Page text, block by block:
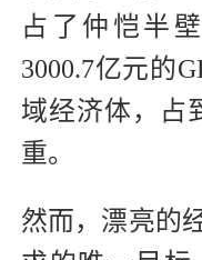
占了仲恺半
3000.7亿元的
域经济体，占
重。
然而，漂亮的